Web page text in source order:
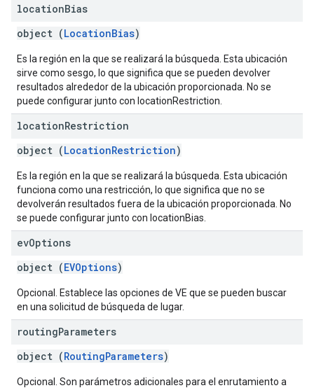
locationBias
object (LocationBias)
Es la región en la que se realizará la búsqueda. Esta ubicación
sirve como sesgo, lo que significa que se pueden devolver
resultados alrededor de la ubicación proporcionada. No se
puede configurar junto con locationRestriction.
locationRestriction
object (LocationRestriction)
Es la región en la que se realizará la búsqueda. Esta ubicación
funciona como una restricción, lo que significa que no se
devolverán resultados fuera de la ubicación proporcionada. No
se puede configurar junto con locationBias.
evOptions
object (EVOptions)
Opcional. Establece las opciones de VE que se pueden buscar
en una solicitud de búsqueda de lugar.
routingParameters
object (RoutingParameters)
Opcional. Son parámetros adicionales para el enrutamiento a